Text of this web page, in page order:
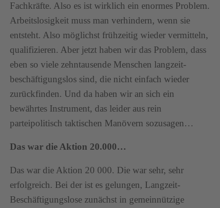
Fachkräfte. Also es ist wirklich ein enormes Problem.
Arbeitslosigkeit muss man verhindern, wenn sie
entsteht. Also möglichst frühzeitig wieder vermitteln,
qualifizieren. Aber jetzt haben wir das Problem, dass
eben so viele zehntausende Menschen langzeit-
beschäftigungslos sind, die nicht einfach wieder
zurückfinden. Und da haben wir an sich ein
bewährtes Instrument, das leider aus rein
parteipolitisch taktischen Manövern sozusagen…
Das war die Aktion 20.000…
Das war die Aktion 20 000. Die war sehr, sehr
erfolgreich. Bei der ist es gelungen, Langzeit-
Beschäftigungslose zunächst in gemeinnützige